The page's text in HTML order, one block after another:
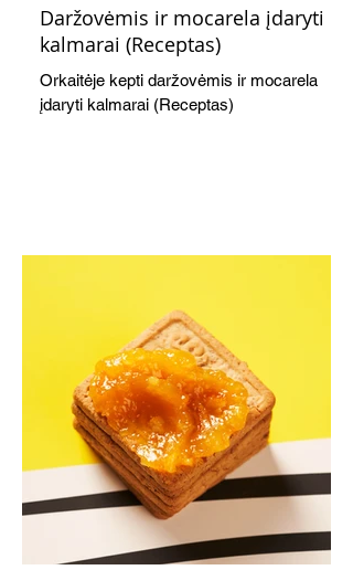
Daržovėmis ir mocarela įdaryti
kalmarai (Receptas)
Orkaitėje kepti daržovėmis ir mocarela
įdaryti kalmarai (Receptas)